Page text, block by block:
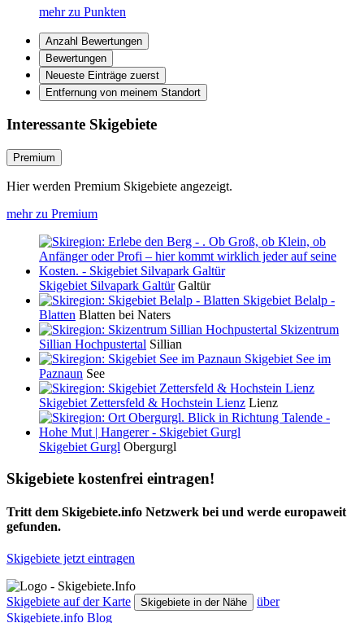
mehr zu Punkten
Anzahl Bewertungen
Bewertungen
Neueste Einträge zuerst
Entfernung von meinem Standort
Interessante Skigebiete
Premium
Hier werden Premium Skigebiete angezeigt.
mehr zu Premium
Skigebiet Silvapark Galtür Galtür
Skigebiet Belalp -
Blatten Blatten bei Naters
Skizentrum
Sillian Hochpustertal Sillian
Skigebiet See im
Paznaun See
Skigebiet Zettersfeld & Hochstein Lienz Lienz
Skigebiet Gurgl Obergurgl
Skigebiete kostenfrei eintragen!
Tritt dem Skigebiete.info Netzwerk bei und werde europaweit
gefunden.
Skigebiete jetzt eintragen
Skigebiete auf der Karte Skigebiete in der Nähe
über
Skigebiete.info Blog